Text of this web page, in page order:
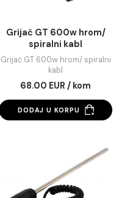
Grijač GT 600w
spiralni kabl
Grijač GT 600w hrom/
kabl
DODAJ U KORPU